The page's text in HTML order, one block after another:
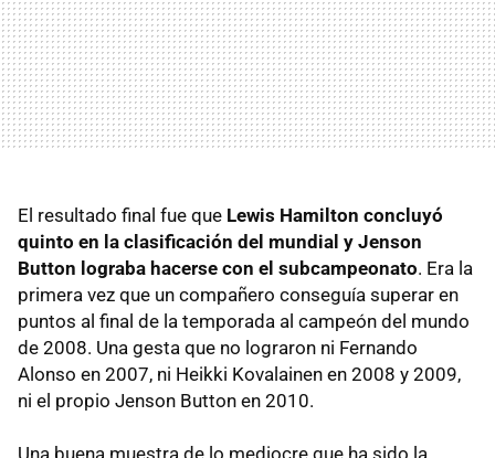
El resultado final fue que Lewis Hamilton concluyó
quinto en la clasificación del mundial y Jenson
Button lograba hacerse con el subcampeonato. Era la
primera vez que un compañero conseguía superar en
puntos al final de la temporada al campeón del mundo
de 2008. Una gesta que no lograron ni Fernando
Alonso en 2007, ni Heikki Kovalainen en 2008 y 2009,
ni el propio Jenson Button en 2010.